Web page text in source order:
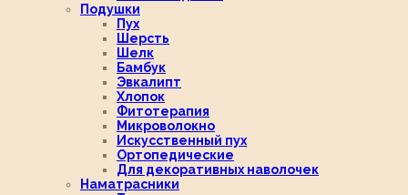
Подушки
Пух
Шерсть
Шелк
Бамбук
Эвкалипт
Хлопок
Фитотерапия
Микроволокно
Искусственный пух
Ортопедические
Для декоративных наволочек
Наматрасники